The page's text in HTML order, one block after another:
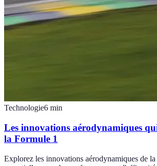
Technologie6 min
Les innovations aérodynamiques
la Formule 1
Explorez les innovations aérodynamiques de